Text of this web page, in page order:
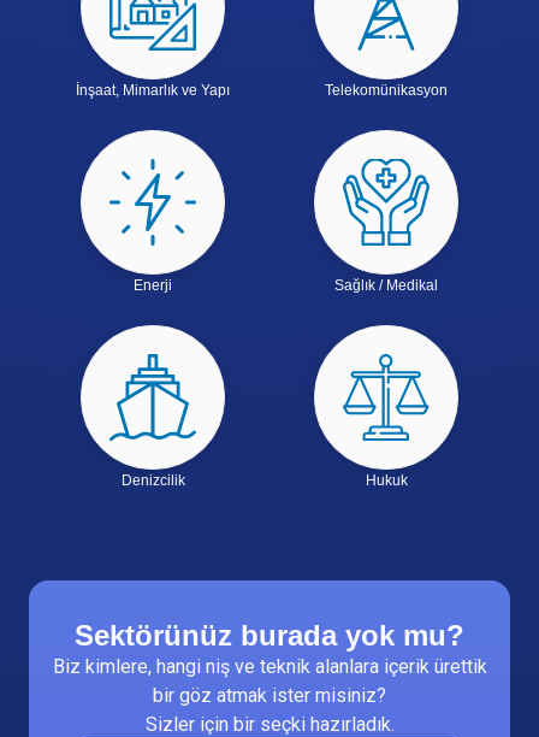
İnşaat, Mimarlık ve Yapı Telekomünikasyon
Enerji
Denizcilik
Sağlık / Medikal
Hukuk
Sektörünüz burada yok mu?
Biz kimlere, hangi niş ve teknik alanlara içerik ürettik
bir göz atmak ister misiniz?
Sizler için bir seçki hazırladık.